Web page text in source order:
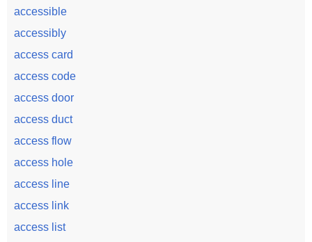
accessible
accessibly
access card
access code
access door
access duct
access flow
access hole
access line
access link
access list